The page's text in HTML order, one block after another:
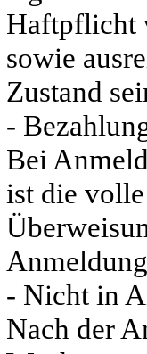
Haftpflicht
sowie
Zustand
-
Bei
ist die
- Nicht in
Nach der